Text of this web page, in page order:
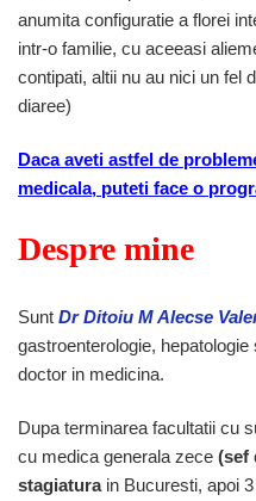
anumita configuratie a florei
intr-o familie, cu aceeasi
contipati, altii nu au nici un fel
diaree)
Daca aveti astfel de
medicala, puteti face o
Despre mine
Sunt Dr Ditoiu M Alecse
gastroenterologie,
doctor in medicina.
Dupa terminarea facultatii cu
cu medica generala zece (sef
stagiaturain Bucuresti, apoi